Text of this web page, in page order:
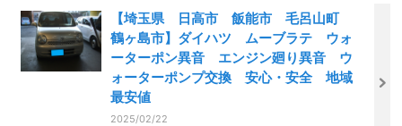
【埼玉県 日高市 飯能市 毛呂山町
鶴ヶ島市】ダイハツ ムーブラテ ウォ
ーターポン異音 エンジン廻り異音 ウ
ォーターポンプ交換 安心・安全 地域
最安値
2025/02/22